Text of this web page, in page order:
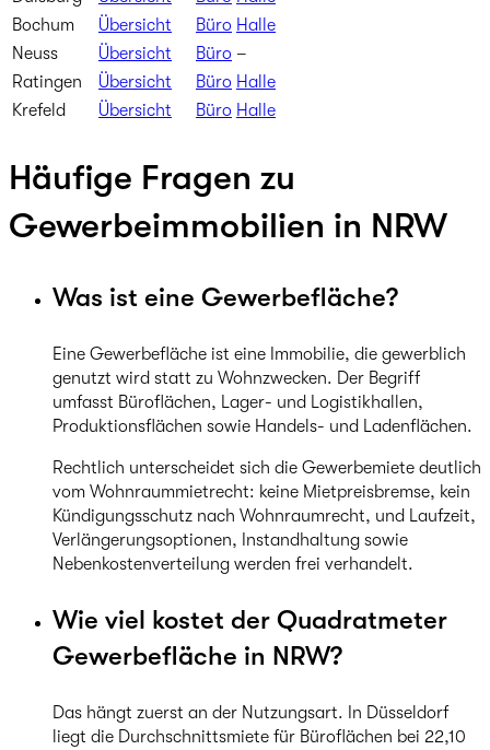
Bochum
Übersicht Büro Halle
Neuss
Übersicht Büro –
Ratingen
Übersicht Büro Halle
Krefeld
Übersicht Büro Halle
Häufige Fragen zu
Gewerbeimmobilien in NRW
Was ist eine Gewerbefläche?
Eine Gewerbefläche ist eine Immobilie, die gewerblich
genutzt wird statt zu Wohnzwecken. Der Begriff
umfasst Büroflächen, Lager- und Logistikhallen,
Produktionsflächen sowie Handels- und Ladenflächen.
Rechtlich unterscheidet sich die Gewerbemiete deutlich
vom Wohnraummietrecht: keine Mietpreisbremse, kein
Kündigungsschutz nach Wohnraumrecht, und Laufzeit,
Verlängerungsoptionen, Instandhaltung sowie
Nebenkostenverteilung werden frei verhandelt.
Wie viel kostet der Quadratmeter
Gewerbefläche in NRW?
Das hängt zuerst an der Nutzungsart. In Düsseldorf
liegt die Durchschnittsmiete für Büroflächen bei 22,10